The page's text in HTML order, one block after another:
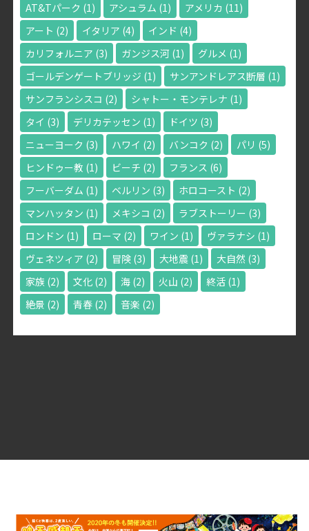
AT&Tパーク (1) アシュラム (1) アメリカ (11)
アート (2) イタリア (4) インド (4)
カリフォルニア (3) ガンジス河(1) グルメ (1)
ゴールデンゲートブリッジ (1) サンアンドレアス断層 (1)
サンフランシスコ (2) シャトー・モンテレナ (1)
タイ (3) デリカテッセン (1) ドイツ (3)
ニューヨーク (3) ハワイ (2) バンコク (2) パリ (5)
ヒンドゥー教 (1) ビーチ (2) フランス (6)
フーバーダム (1) ベルリン (3) ホロコースト (2)
マンハッタン (1) メキシコ (2) ラブストーリー (3)
ロンドン (1) ローマ (2) ワイン (1) ヴァラナシ (1)
ヴェネツィア (2) 冒険(3) 大地震(1) 大自然 (3)
家族 (2) 文化(2) 海(2) 火山 (2) 終活(1)
絶景 (2) 青春(2) 音楽 (2)